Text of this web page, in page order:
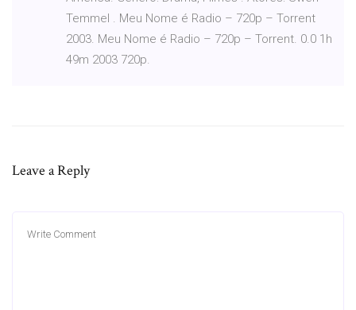
Temmel . Meu Nome é Radio – 720p – Torrent
2003. Meu Nome é Radio – 720p – Torrent. 0.0 1h
49m 2003 720p.
Leave a Reply